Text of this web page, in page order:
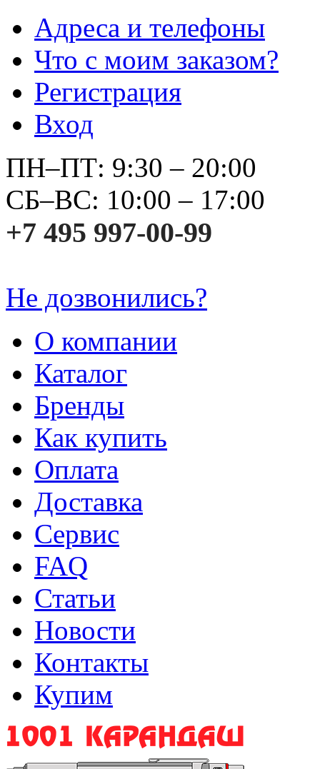
Адреса и телефоны
Что с моим заказом?
Регистрация
Вход
ПН–ПТ: 9:30 – 20:00
СБ–ВС: 10:00 – 17:00
+7 495 997-00-99
Не дозвонились?
О компании
Каталог
Бренды
Как купить
Оплата
Доставка
Сервис
FAQ
Статьи
Новости
Контакты
Купим